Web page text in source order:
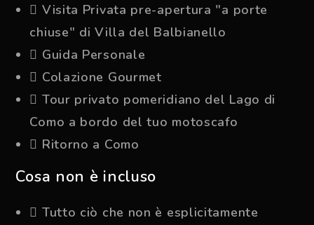
Visita Privata pre-apertura "a porte
chiuse" di Villa del Balbianello
Guida Personale
Colazione Gourmet
Tour privato pomeridiano del Lago di
Como a bordo del tuo motoscafo
Ritorno a Como
Cosa non è incluso
Tutto ciò che non è esplicitamente